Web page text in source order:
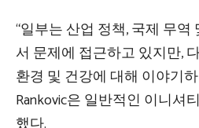
“일부는 산업 정책, 국제 무
서 문제에 접근하고 있지만,
환경 및 건강에 대해 이야기
Rankovic은 일반적인 이니셔